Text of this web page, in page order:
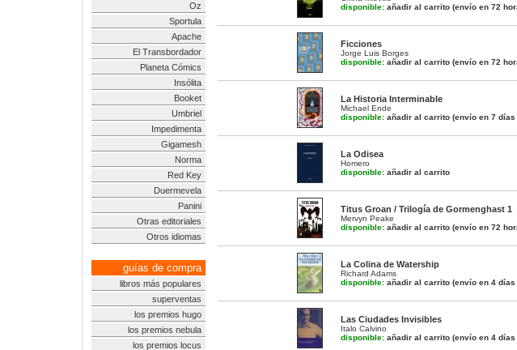
Oz
Sportula
Apache
El Transbordador
Planeta Cómics
Insólita
Booket
Umbriel
Impedimenta
Gigamesh
Norma
Red Key
Duermevela
Panini
Otras editoriales
Otros idiomas
guías de compra
libros más populares
superventas
los premios hugo
los premios nebula
los premios locus
disponible: añadir al carrito (envío en 72
Ficciones
Jorge Luis Borges
disponible: añadir al carrito (envío en 72
La Historia Interminable
Michael Ende
disponible: añadir al carrito (envío en 7
La Odisea
Homero
disponible: añadir al carrito
Titus Groan / Trilogía de Gormenghast 1
Mervyn Peake
disponible: añadir al carrito (envío en 72
La Colina de Watership
Richard Adams
disponible: añadir al carrito (envío en 4
Las Ciudades Invisibles
Italo Calvino
disponible: añadir al carrito (envío en 4